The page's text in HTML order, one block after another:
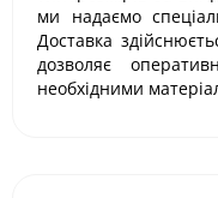
ми надаємо
Доставка
дозволяє
необхідними